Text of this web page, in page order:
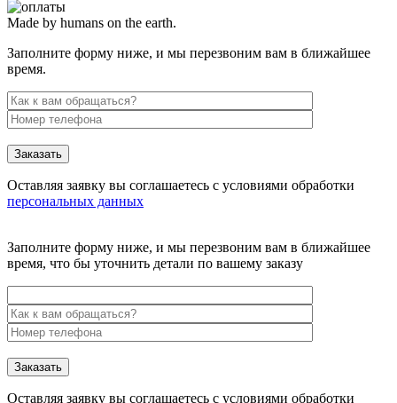
Made by humans on the earth.
Заполните форму ниже, и мы перезвоним вам в ближайшее
время.
Заказать
Оставляя заявку вы соглашаетесь с условиями обработки
персональных данных
Заполните форму ниже, и мы перезвоним вам в ближайшее
время, что бы уточнить детали по вашему заказу
Заказать
Оставляя заявку вы соглашаетесь с условиями обработки